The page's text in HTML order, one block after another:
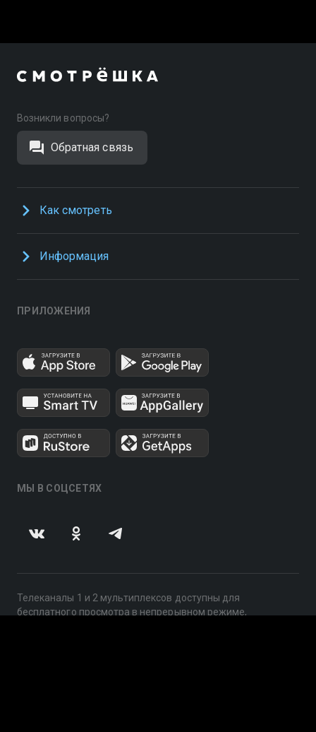
Возникли вопросы?
Обратная связь
Как смотреть
Информация
ПРИЛОЖЕНИЯ
МЫ В СОЦСЕТЯХ
Телеканалы 1 и 2 мультиплексов доступны для
бесплатного просмотра в непрерывном режиме,